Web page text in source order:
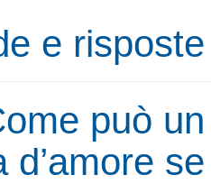
e risposte
può
d’amore